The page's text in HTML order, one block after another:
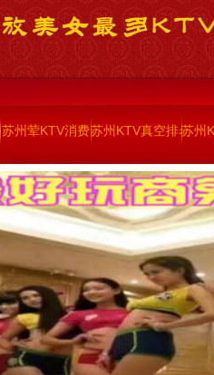
苏州荤KTV消费苏州KTV真空排名苏州